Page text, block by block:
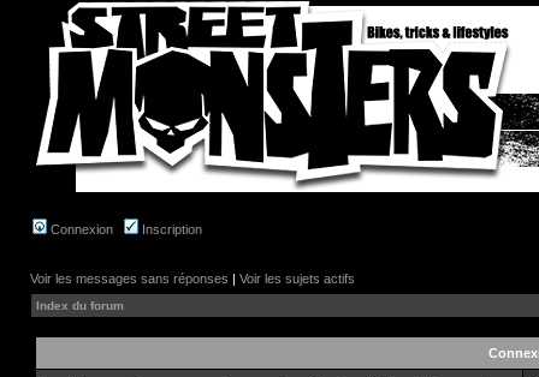
Connexion Inscription
Voir les messages sans réponses | Voir les sujets actifs
Index du forum